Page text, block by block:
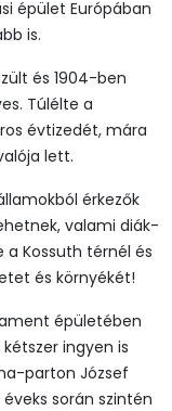
épület Európában
is.
és 1904-ben
Túlélte a
évtizedét, mára
lett.
érkezők
valami diák-
a Kossuth térnél és
és környékét!
épületében
ingyen is
parton József
során szintén